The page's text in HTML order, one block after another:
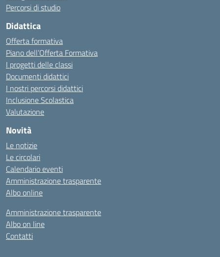
Percorsi di studio
Didattica
Offerta formativa
Piano dell’Offerta Formativa
I progetti delle classi
Documenti didattici
I nostri percorsi didattici
Inclusione Scolastica
Valutazione
Novità
Le notizie
Le circolari
Calendario eventi
Amministrazione trasparente
Albo online
Amministrazione trasparente
Albo on line
Contatti